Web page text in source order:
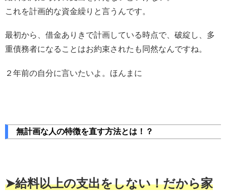
これを計画的な資金繰りと言うんです。
最初から、借金ありきで計画している時点で、破綻し、多
重債務者になることはお約束されたも同然なんですね。
２年前の自分に言いたいよ。ほんまに
無計画な人の特徴を直す方法とは！？
➤給料以上の支出をしない！だから家